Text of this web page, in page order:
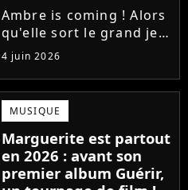
des radars, "c'est un
génie"
Ambre is coming ! Alors
qu'elle sort le grand jeu
cette semaine en
publiant son premier
single J'me demande, la
gagnante de la Star
Academy affiche
clairement ses
ambitions. Son rêve...
4 juin 2026
MUSIQUE
Marguerite est partout
en 2026 : avant son
premier album Guérir,